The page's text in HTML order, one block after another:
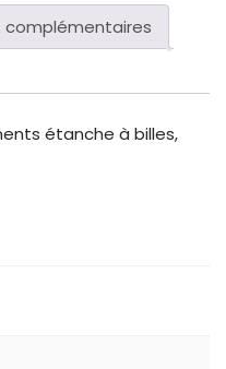
complémentaires
étanche à billes,